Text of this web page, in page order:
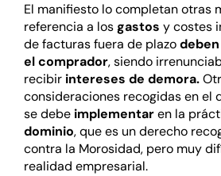
El manifiesto lo completan otras
referencia a losgastos y costes
de facturas fuera de plazo
el comprador, siendo
recibir intereses de demora.
consideraciones recogidas en el
se debe implementaren la
dominio, que es un derecho
contra la Morosidad, pero muy
realidad empresarial.